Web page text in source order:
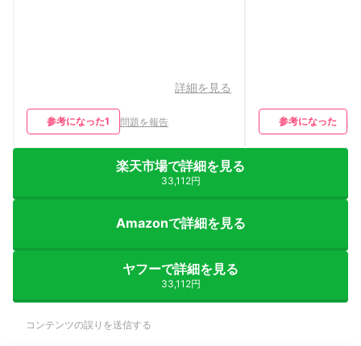
詳細を見る
参考になった1 問題を報告 参考になった
楽天市場で詳細を見る
33,112円
Amazonで詳細を見る
ヤフーで詳細を見る
33,112円
コンテンツの誤りを送信する